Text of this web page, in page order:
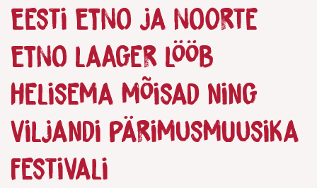
Eesti ETNO ja Noorte
ETNO laager lööb
helisema mõisad ning
Viljandi pärimusmuusika
festivali